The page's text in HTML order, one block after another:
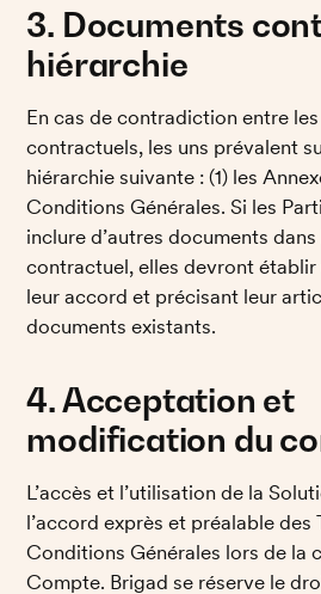
3. Documents
hiérarchie
En cas de contradiction entre
contractuels, les uns prévalent
hiérarchie suivante : (1) les
Conditions Générales. Si les
inclure d’autres documents
contractuel, elles devront
leur accord et précisant leur
documents existants.
4. Acceptation et
modification du
L’accès et l’utilisation de la
l’accord exprès et préalable des
Conditions Générales lors de la
Compte. Brigad se réserve le